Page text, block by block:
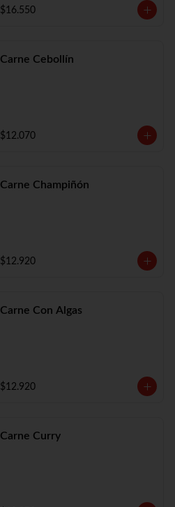
$16.550
Carne Cebollín
$12.070
Carne Champiñón
$12.920
Carne Con Algas
$12.920
Carne Curry